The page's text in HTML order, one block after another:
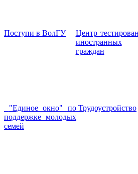
Поступи в ВолГУ
Центр
иностранных
граждан
"Единое окно" по
поддержке молодых
семей
Трудоустройство